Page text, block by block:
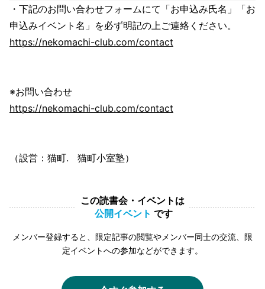
・下記のお問い合わせフォームにて「お申込み氏名」「お
申込みイベント名」を必ず明記の上ご連絡ください。
https://nekomachi-club.com/contact
※お問い合わせ
https://nekomachi-club.com/contact
（設営：猫町. 猫町小室塾）
この読書会・イベントは
公開イベント です
メンバー登録すると、限定記事の閲覧やメンバー同士の交流、限
定イベントへの参加などができます。